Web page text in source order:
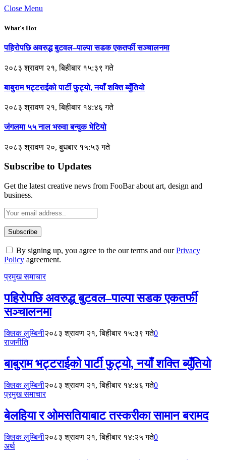
Close Menu
What's Hot
पहिरोपछि अवरुद्ध बुटवल–पाल्पा सडक एकतर्फी सञ्चालनमा
२०८३ श्रावण २१, बिहीबार १५:३९ गते
बाबुराम भट्टराईको पार्टी फुट्यो, नयाँ शक्ति ब्युँतियो
२०८३ श्रावण २१, बिहीबार १४:४६ गते
जंगलमा ५५ नाल भरुवा बन्दुक भेटियो
२०८३ श्रावण २०, बुधबार १५:५३ गते
Subscribe to Updates
Get the latest creative news from FooBar about art, design and
business.
By signing up, you agree to the our terms and ourPrivacy
Policy agreement.
प्रमुख समाचार
पहिरोपछि अवरुद्ध बुटवल–पाल्पा सडक एकतर्फी
सञ्चालनमा
क्लिक लुम्बिनी२०८३ श्रावण २१, बिहीबार १५:३९ गते0
राजनीति
बाबुराम भट्टराईको पार्टी फुट्यो, नयाँ शक्ति ब्युँतियो
क्लिक लुम्बिनी२०८३ श्रावण २१, बिहीबार १४:४६ गते0
प्रमुख समाचार
बेलहिया र ओमसतियाबाट तस्करीका सामान बरामद
क्लिक लुम्बिनी२०८३ श्रावण २१, बिहीबार १४:२५ गते0
अर्थ